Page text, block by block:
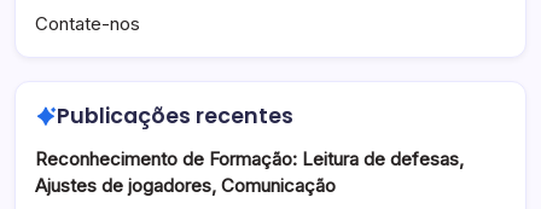
Contate-nos
Publicações recentes
Reconhecimento de Formação: Leitura de defesas,
Ajustes de jogadores, Comunicação